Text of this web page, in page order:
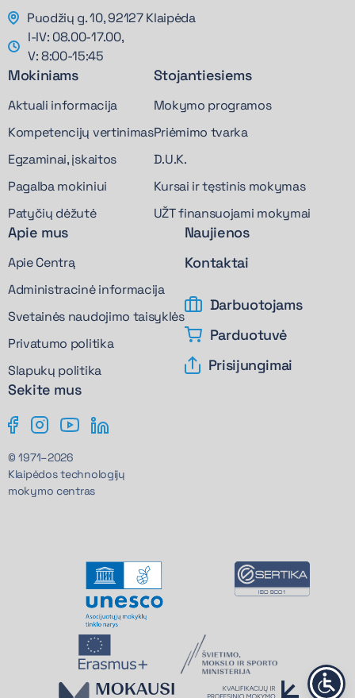
Puodžių g. 10, 92127 Klaipėda
I-IV: 08.00-17.00,
V: 8:00-15:45
Mokiniams
Aktuali informacija
Kompetencijų vertinimas
Egzaminai, įskaitos
Pagalba mokiniui
Patyčių dėžutė
Stojantiesiems
Mokymo programos
Priėmimo tvarka
D.U.K.
Kursai ir tęstinis mokymas
UŽT finansuojami mokymai
Apie mus
Apie Centrą
Administracinė informacija
Svetainės naudojimo taisyklės
Privatumo politika
Slapukų politika
Naujienos
Kontaktai
Darbuotojams
Parduotuvė
Prisijungimai
Sekite mus
© 1971–2026
Klaipėdos technologijų
mokymo centras